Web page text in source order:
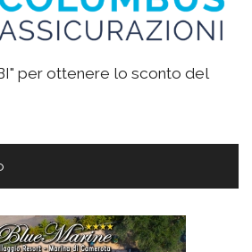
per ottenere lo sconto del